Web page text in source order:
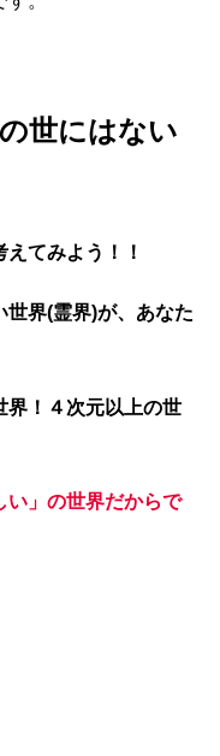
世にはない
てみよう！！
世界(霊界)が、あなた
界！４次元以上の世
い」の世界だからで